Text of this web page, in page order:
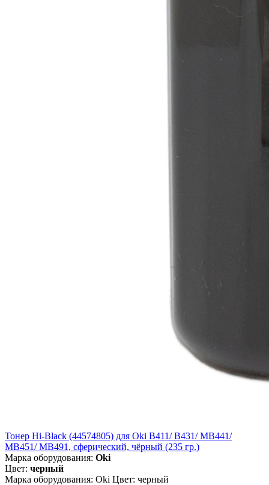
Тонер Hi-Black (44574805) для Oki B411/ B431/ MB441/
MB451/ MB491, сферический, чёрный (235 гр.)
Марка оборудования: Oki
Цвет: черный
Марка оборудования: Oki Цвет: черный